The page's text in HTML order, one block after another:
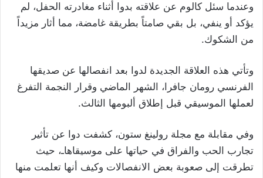
وعندما سئل كالوم عن علاقته بدوا أثناء مغادرته الحفل، لم
يؤكد أو ينفي، بل بقي صامتاً بطريقة غامضة، مما أثار مزيداً
من الشكوك.
وتأتي هذه العلاقة الجديدة لدوا بعد انفصالها عن صديقها
الفرنسي رومان جافرا، الشهر الماضي وقرار النجمة التفرغ
لعملها الموسيقي قبل إطلاق ألبومها الثالث.
وفي مقابلة مع مجلة رولينغ ستون، كشفت دوا عن تأثير
تجارب الحب والفراق في حياتها على موسيقاهاـ، حيث
تطرقت إلى صعوبة بعض الانفصالات وكيف أنها تعلمت منها